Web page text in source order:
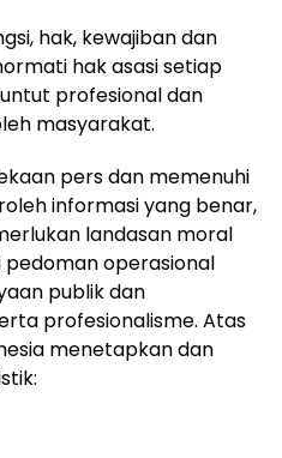
hak, kewajiban dan
hak asasi setiap
profesional dan
masyarakat.
pers dan memenuhi
informasi yang benar,
landasan moral
operasional
publik dan
profesionalisme. Atas
menetapkan dan